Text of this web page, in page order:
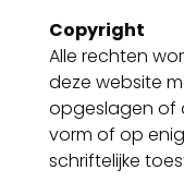
Alle rechten
deze website
opgeslagen of
vorm of op
schriftelijke